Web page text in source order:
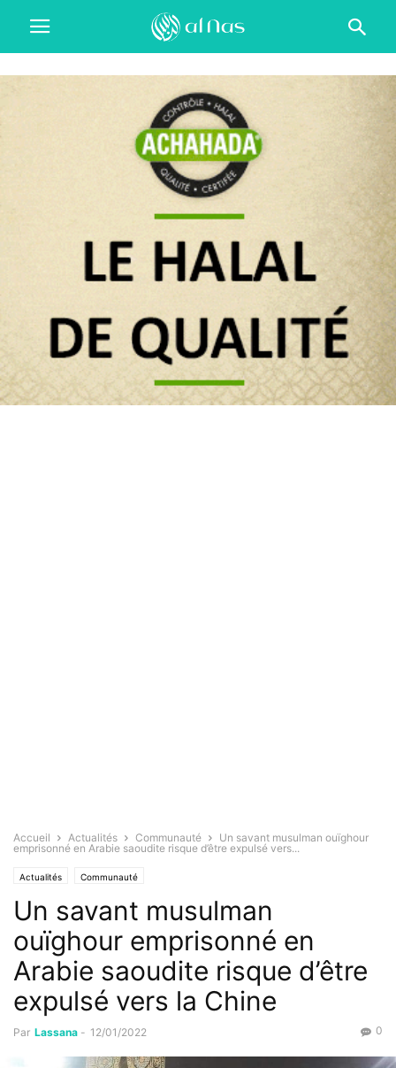
Accueil Actualités Communauté
Un savant musulman ouïghour
emprisonné en Arabie saoudite risque d’être expulsé vers...
Actualités Communauté
Un savant musulman
ouïghour emprisonné en
Arabie saoudite risque d’être
expulsé vers la Chine
Par Lassana - 12/01/2022 0